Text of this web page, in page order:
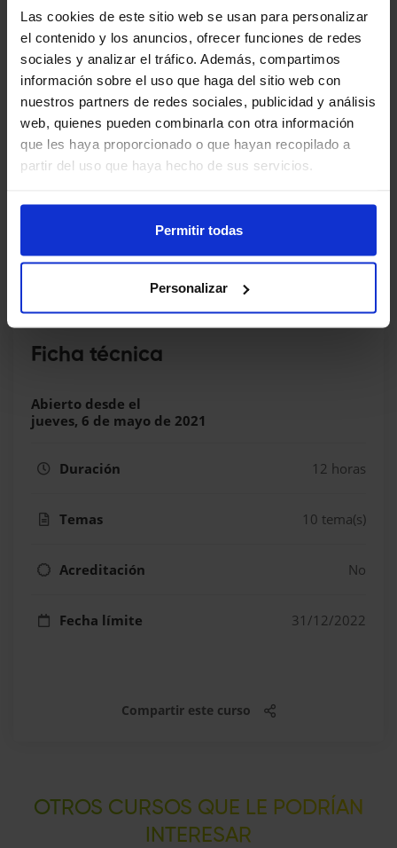
Las cookies de este sitio web se usan para personalizar
el contenido y los anuncios, ofrecer funciones de redes
sociales y analizar el tráfico. Además, compartimos
información sobre el uso que haga del sitio web con
nuestros partners de redes sociales, publicidad y análisis
web, quienes pueden combinarla con otra información
que les haya proporcionado o que hayan recopilado a
partir del uso que haya hecho de sus servicios.
Permitir todas
Personalizar
EL DÍA A DÍA
acceder
Competencias y habilidades para la práctica clínica
Medicina intervencionista (procedimientos y técnicas)
Ficha técnica
Abierto desde el
jueves, 6 de mayo de 2021
Duración 12 horas
Temas 10 tema(s)
Acreditación No
Fecha límite 31/12/2022
Compartir este curso
OTROS CURSOS QUE LE PODRÍAN
INTERESAR​